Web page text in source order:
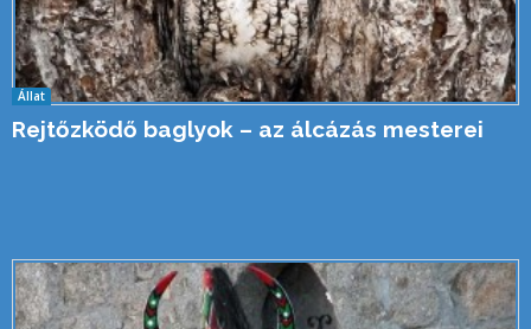
Állat
Rejtőzködő baglyok – az álcázás mesterei